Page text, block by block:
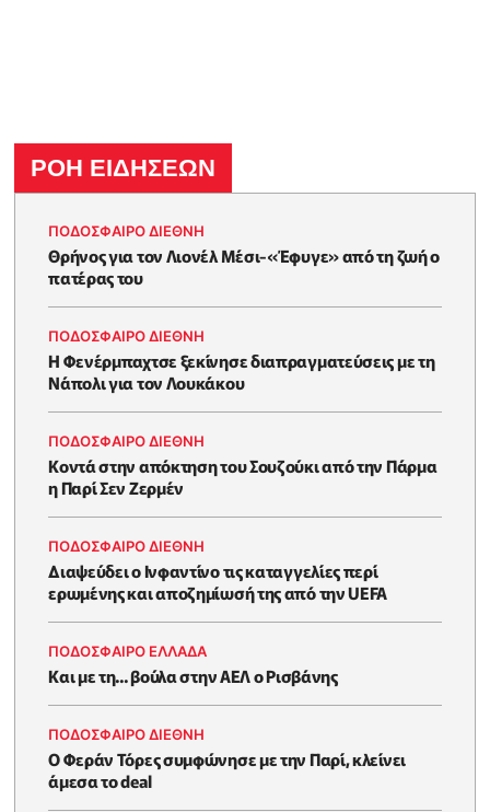
ΡΟΗ ΕΙΔΗΣΕΩΝ
ΠΟΔΟΣΦΑΙΡΟ ΔΙΕΘΝΗ
Θρήνος για τον Λιονέλ Μέσι-«Έφυγε» από τη ζωή ο
πατέρας του
ΠΟΔΟΣΦΑΙΡΟ ΔΙΕΘΝΗ
Η Φενέρμπαχτσε ξεκίνησε διαπραγματεύσεις με τη
Νάπολι για τον Λουκάκου
ΠΟΔΟΣΦΑΙΡΟ ΔΙΕΘΝΗ
Κοντά στην απόκτηση του Σουζούκι από την Πάρμα
η Παρί Σεν Ζερμέν
ΠΟΔΟΣΦΑΙΡΟ ΔΙΕΘΝΗ
Διαψεύδει ο Ινφαντίνο τις καταγγελίες περί
ερωμένης και αποζημίωσή της από την UEFA
ΠΟΔΟΣΦΑΙΡΟ ΕΛΛΑΔΑ
Και με τη... βούλα στην ΑΕΛ ο Ρισβάνης
ΠΟΔΟΣΦΑΙΡΟ ΔΙΕΘΝΗ
Ο Φεράν Τόρες συμφώνησε με την Παρί, κλείνει
άμεσα το deal